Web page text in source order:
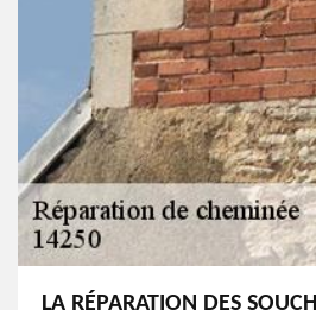
LA RÉPARATION DES